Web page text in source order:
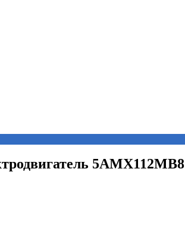
5АМХ112МВ8